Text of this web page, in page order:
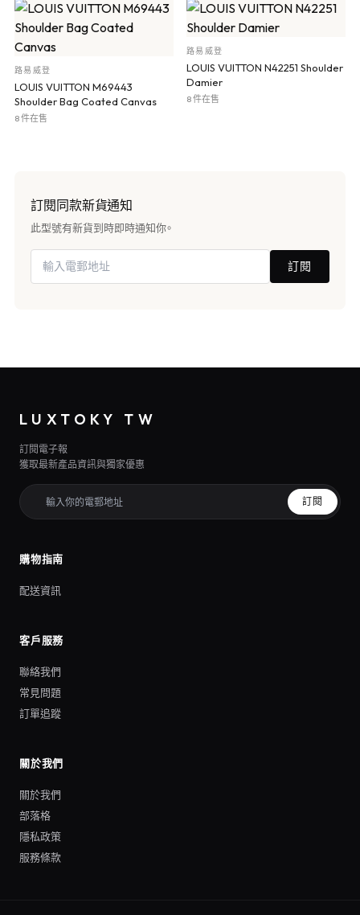
路易威登
LOUIS VUITTON M69443
Shoulder Bag Coated Canvas
8 件在售
路易威登
LOUIS VUITTON N42251 Shoulder
Damier
8 件在售
訂閱同款新貨通知
此型號有新貨到時即時通知你。
訂閱
LUXTOKY TW
訂閱電子報
獲取最新產品資訊與獨家優惠
訂閱
購物指南
配送資訊
客戶服務
聯絡我們
常見問題
訂單追蹤
關於我們
關於我們
部落格
隱私政策
服務條款